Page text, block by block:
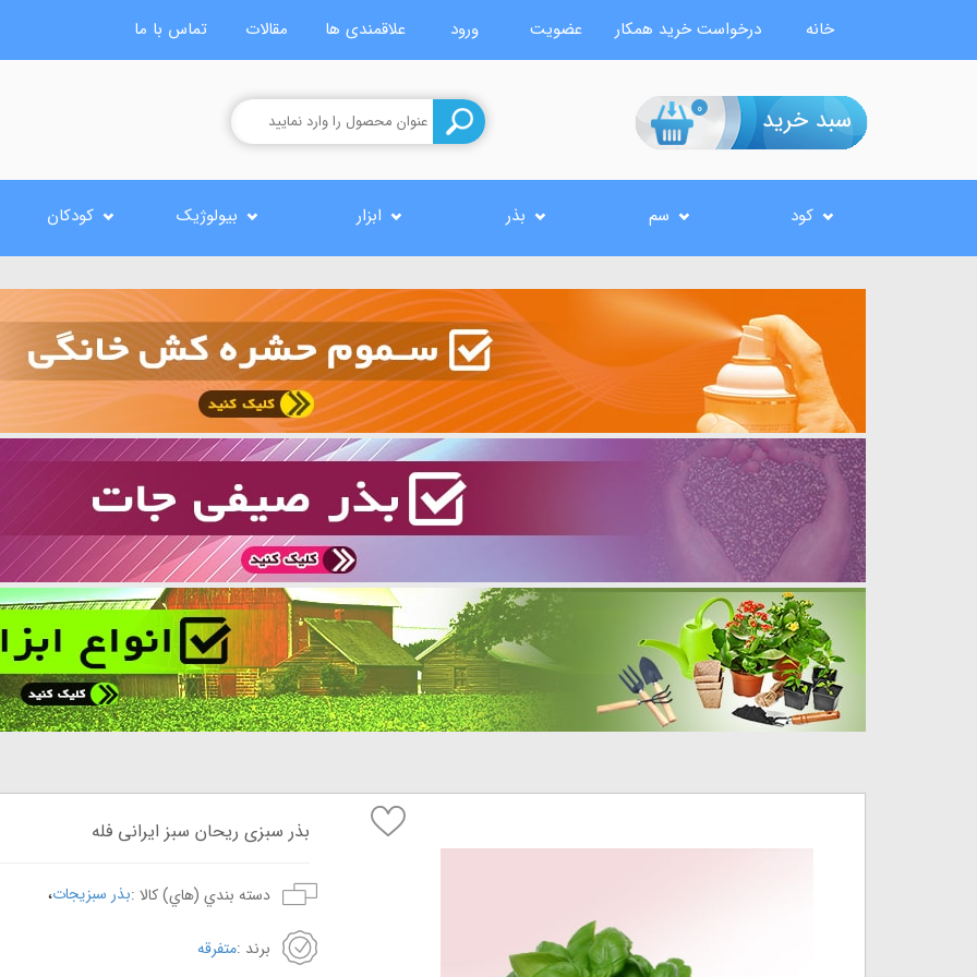
تماس با ما مقالات علاقمندی ها ورود عضویت درخواست خرید همکار خانه
0
کود سم بذر ابزار بیولوژیک کودکان
بذر سبزی ریحان سبز ایرانی فله
دسته بندي (هاي) کالا :بذر سبزیجات،
برند :متفرقه